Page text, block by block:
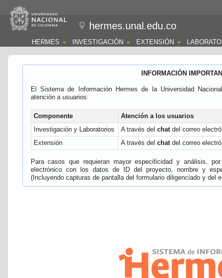
hermes.unal.edu.co
HERMES INVESTIGACIÓN EXTENSIÓN
INFORMACIÓN
El Sistema de Información Hermes de la Universidad
atención a usuarios:
Componente
Atención a los usuarios
Investigación y Laboratorios
A través del chatdel correo
Extensión
A través del chatdel correo
Para casos que requieran mayor especificidad y análisis,
electrónico con los datos de ID del proyecto, nombre y
(Incluyendo capturas de pantalla del formulario diligenciado y del